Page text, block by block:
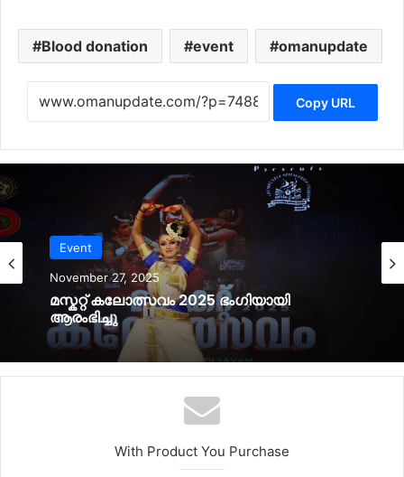
Blood donation event omanupdate
Copy URL
Event
November 27, 2025
മസ്കറ്റ് കലോത്സവം 2025 ഭംഗിയായി
ആരംഭിച്ചു
With Product You Purchase